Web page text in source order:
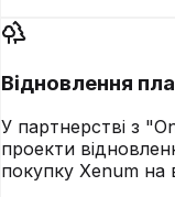
Відновлення
У партнерстві з
проекти
покупку Xenum на